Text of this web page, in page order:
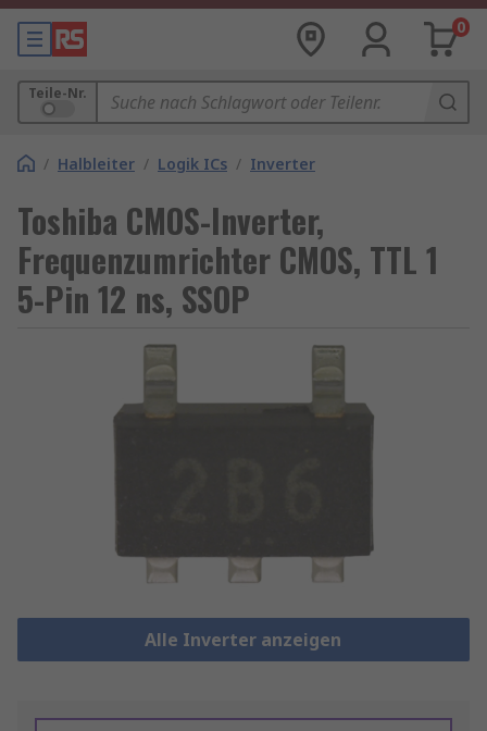
0
Teile-Nr.
/ Halbleiter / Logik ICs / Inverter
Toshiba CMOS-Inverter,
Frequenzumrichter CMOS, TTL 1
5-Pin 12 ns, SSOP
Alle Inverter anzeigen